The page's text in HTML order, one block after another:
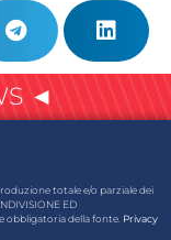
◄
totale e/o parziale dei
ED
obbligatoria della fonte. Privacy